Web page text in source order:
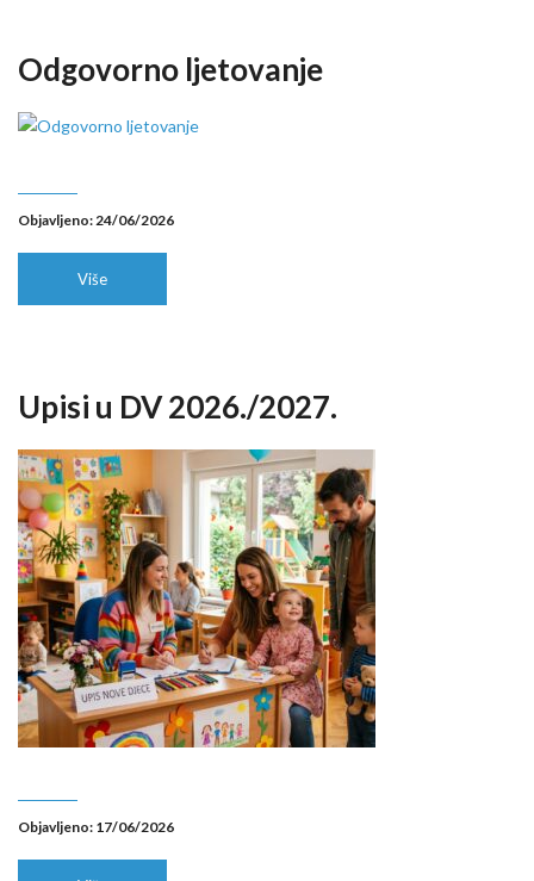
Odgovorno ljetovanje
Objavljeno: 24/06/2026
Više
Upisi u DV 2026./2027.
Objavljeno: 17/06/2026